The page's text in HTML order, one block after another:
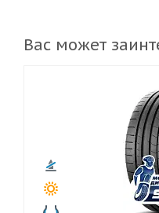
Вас может